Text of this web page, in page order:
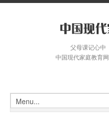
父母课记心
中国现代家庭教育